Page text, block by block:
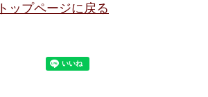
トップページに戻る